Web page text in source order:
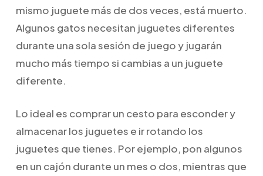
mismo juguete más de dos veces, está muerto.
Algunos gatos necesitan juguetes diferentes
durante una sola sesión de juego y jugarán
mucho más tiempo si cambias a un juguete
diferente.
Lo ideal es comprar un cesto para esconder y
almacenar los juguetes e ir rotando los
juguetes que tienes. Por ejemplo, pon algunos
en un cajón durante un mes o dos, mientras que